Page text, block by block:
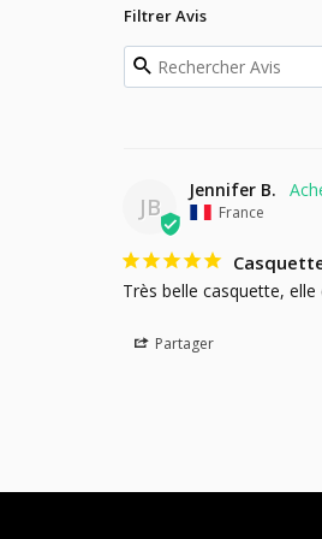
Filtrer Avis
JB
Jennifer B.
France
Très belle casquette,
Partager